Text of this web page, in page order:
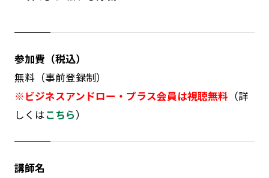
参加費（税込）
無料（事前登録制）
※ビジネスアンドロー・プラス会員は視聴無料 （詳
しくはこちら）
講師名